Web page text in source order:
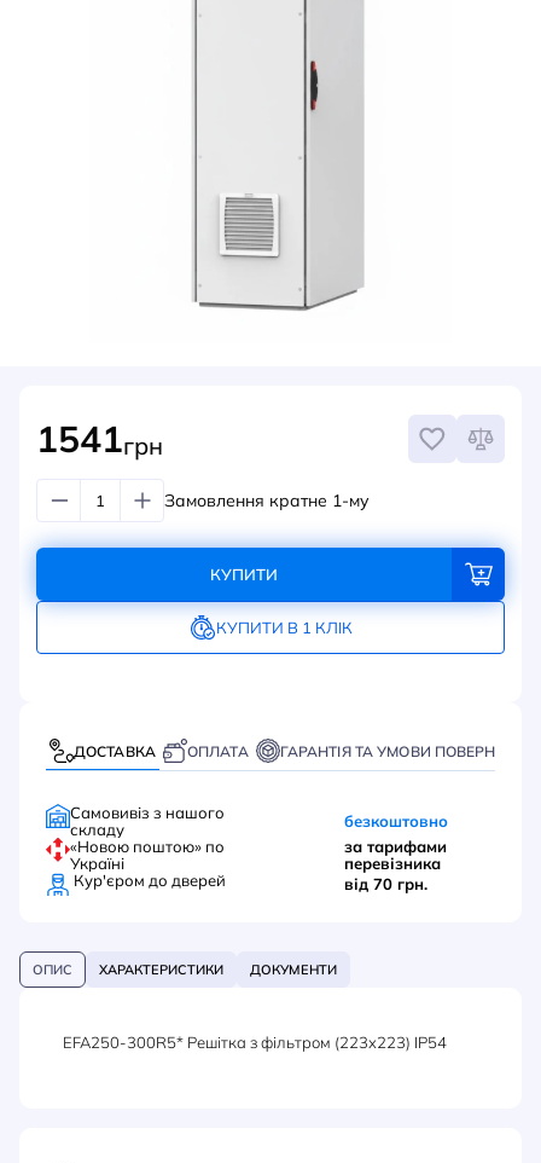
СИСТЕМИ ШИНОПРОВОДІВ ТА СТРУМОПРОВОДІВ
1541грн
Замовлення кратне 1-му
КУПИТИ
КУПИТИ В 1 КЛІК
ДОСТАВКА ОПЛАТА ГАРАНТІЯ ТА УМОВИ ПОВЕРНЕННЯ
Самовивіз з нашого
складу
безкоштовно
«Новою поштою» по
Україні
за тарифами
перевізника
Кур'єром до дверей від 70 грн.
ОПИС ХАРАКТЕРИСТИКИ ДОКУМЕНТИ
EFA250-300R5* Решітка з фільтром (223x223) IP54